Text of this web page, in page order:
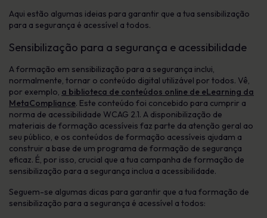
Aqui estão algumas ideias para garantir que a tua sensibilização
para a segurança é acessível a todos.
Sensibilização para a segurança e acessibilidade
A formação em sensibilização para a segurança inclui,
normalmente, tornar o conteúdo digital utilizável por todos. Vê,
por exemplo, a biblioteca de conteúdos online de eLearning da
MetaCompliance. Este conteúdo foi concebido para cumprir a
norma de acessibilidade WCAG 2.1. A disponibilização de
materiais de formação acessíveis faz parte da atenção geral ao
seu público, e os conteúdos de formação acessíveis ajudam a
construir a base de um programa de formação de segurança
eficaz. É, por isso, crucial que a tua campanha de formação de
sensibilização para a segurança inclua a acessibilidade.
Seguem-se algumas dicas para garantir que a tua formação de
sensibilização para a segurança é acessível a todos: